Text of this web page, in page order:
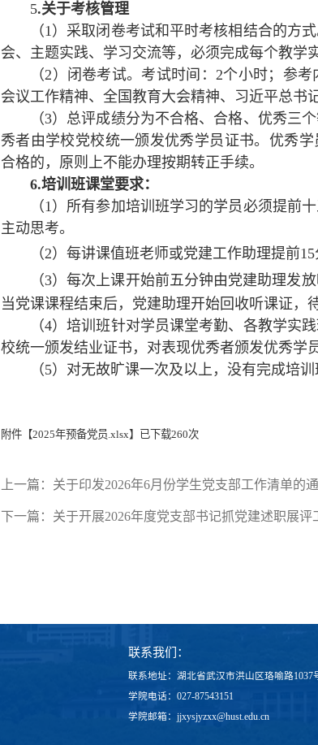
5.关于考核管理
（1）采取闭卷考试和平时考核相结合的方
会、主题实践、学习交流等，必须完成每个教学
（2）闭卷考试。考试时间：2个小时；参
会议工作精神、全国教育大会精神、习近平总书
（3）总评成绩分为不合格、合格、优秀三
秀者由学校党校统一颁发优秀学员证书。优秀
合格的，原则上不能办理按期转正手续。
6.培训班课堂要求：
（1）所有参加培训班学习的学员必须提前
主动思考。
（2）每讲课值班老师或党建工作助理提前
（3）每次上课开始前五分钟由党建助理发
当党课课程结束后，党建助理开始回收听课证，
（4）培训班针对学员课堂考勤、各教学实
校统一颁发结业证书，对表现优秀者颁发优秀学
（5）对无故旷课一次及以上，没有完成培
附件【2025年预备党员.xlsx】已下载260次
上一篇： 关于印发2026年6月份学生党支部工作清单的
下一篇： 关于开展2026年度党支部书记抓党建述职展评
联系我们：
联系地址：湖北省武汉市洪山区珞喻路1037
学院电话：027-87543151
学院邮箱：jjxysjyzxx@hust.edu.cn